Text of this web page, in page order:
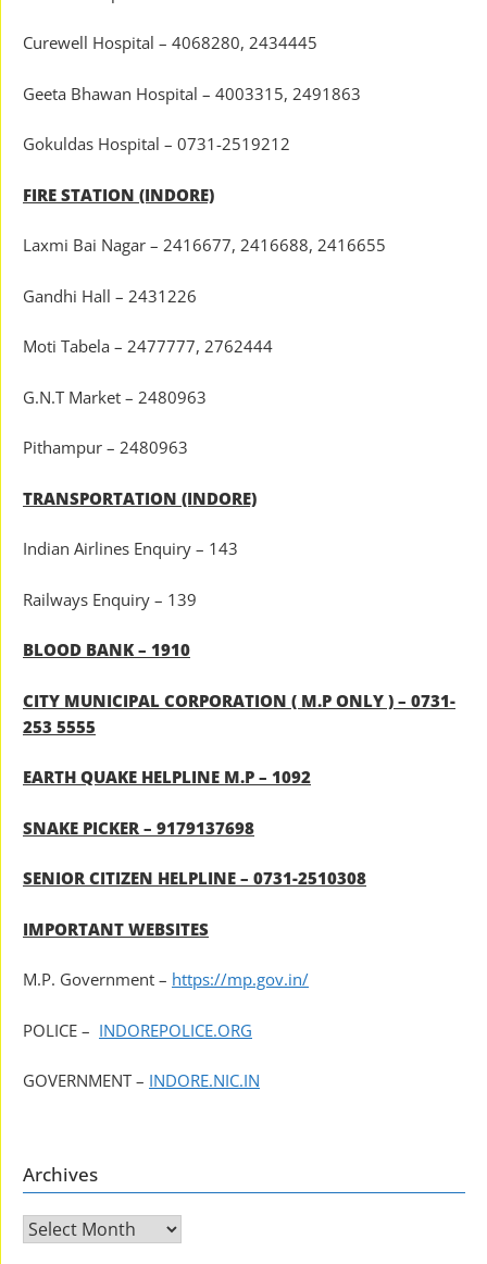
Curewell Hospital – 4068280, 2434445
Geeta Bhawan Hospital – 4003315, 2491863
Gokuldas Hospital – 0731-2519212
FIRE STATION (INDORE)
Laxmi Bai Nagar – 2416677, 2416688, 2416655
Gandhi Hall – 2431226
Moti Tabela – 2477777, 2762444
G.N.T Market – 2480963
Pithampur – 2480963
TRANSPORTATION (INDORE)
Indian Airlines Enquiry – 143
Railways Enquiry – 139
BLOOD BANK – 1910
CITY MUNICIPAL CORPORATION ( M.P ONLY ) – 0731-
253 5555
EARTH QUAKE HELPLINE M.P – 1092
SNAKE PICKER – 9179137698
SENIOR CITIZEN HELPLINE – 0731-2510308
IMPORTANT WEBSITES
M.P. Government – https://mp.gov.in/
POLICE – INDOREPOLICE.ORG
GOVERNMENT – INDORE.NIC.IN
Archives
Archives